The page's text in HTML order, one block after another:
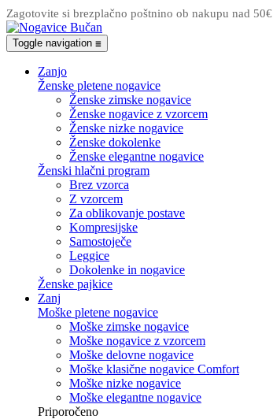
Zagotovite si brezplačno poštnino ob nakupu nad 50€
Toggle navigation ☰
Zanjo
Ženske pletene nogavice
Ženske zimske nogavice
Ženske nogavice z vzorcem
Ženske nizke nogavice
Ženske dokolenke
Ženske elegantne nogavice
Ženski hlačni program
Brez vzorca
Z vzorcem
Za oblikovanje postave
Kompresijske
Samostoječe
Leggice
Dokolenke in nogavice
Ženske pajkice
Zanj
Moške pletene nogavice
Moške zimske nogavice
Moške nogavice z vzorcem
Moške delovne nogavice
Moške klasične nogavice Comfort
Moške nizke nogavice
Moške elegantne nogavice
Priporočeno